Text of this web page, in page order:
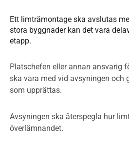
Ett limträmontage ska avslutas
stora byggnader kan det vara
etapp.
Platschefen eller annan ansvarig
ska vara med vid avsyningen och
som upprättas.
Avsyningen ska återspegla hur
överlämnandet.